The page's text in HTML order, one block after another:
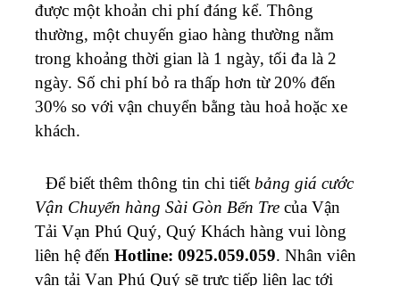
được một khoản chi phí đáng kể. Thông
thường, một chuyến giao hàng thường nằm
trong khoảng thời gian là 1 ngày, tối đa là 2
ngày. Số chi phí bỏ ra thấp hơn từ 20% đến
30% so với vận chuyển bằng tàu hoả hoặc xe
khách.
Để biết thêm thông tin chi tiết bảng giá cước
Vận Chuyển hàng Sài Gòn Bến Tre của Vận
Tải Vạn Phú Quý, Quý Khách hàng vui lòng
liên hệ đến Hotline: 0925.059.059. Nhân viên
vận tải Vạn Phú Quý sẽ trực tiếp liên lạc tới